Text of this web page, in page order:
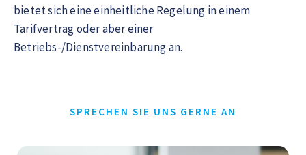
bietet sich eine einheitliche Regelung in einem
Tarifvertrag oder aber einer
Betriebs-/Dienstvereinbarung an.
SPRECHEN SIE UNS GERNE AN